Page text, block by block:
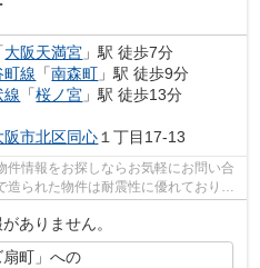
大阪天満宮 」駅 徒歩7分
町線 「南森町 」駅 徒歩9分
線 「桜ノ宮 」駅 徒歩13分
阪市北区同心１丁目17-13
情報をお探しならお気軽にお問い合
られた物件は耐震性に優れておりご
ありません。
扇町」への